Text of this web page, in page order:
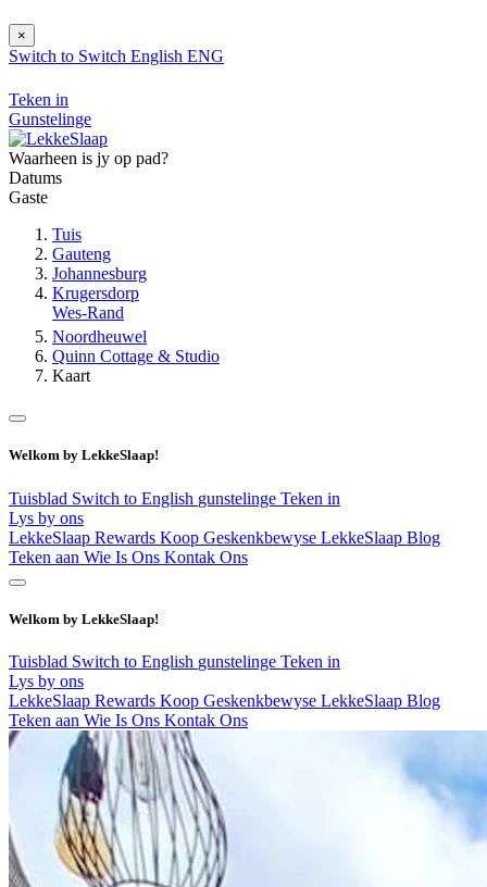
×
Switch to Switch English ENG
Teken in
Gunstelinge
Waarheen is jy op pad?
Datums
Gaste
Tuis
Gauteng
Johannesburg
Krugersdorp
Wes-Rand
Noordheuwel
Quinn Cottage & Studio
Kaart
Welkom by LekkeSlaap!
Tuisblad Switch to English gunstelinge Teken in
Lys by ons
LekkeSlaap Rewards Koop Geskenkbewyse LekkeSlaap Blog
Teken aan Wie Is Ons Kontak Ons
Welkom by LekkeSlaap!
Tuisblad Switch to English gunstelinge Teken in
Lys by ons
LekkeSlaap Rewards Koop Geskenkbewyse LekkeSlaap Blog
Teken aan Wie Is Ons Kontak Ons